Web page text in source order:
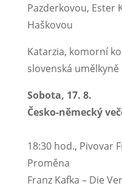
Pazderkovou, Ester
Haškovou
Katarzia, komorní
slovenská
Sobota, 17. 8.
Česko-německý
18:30 hod., Pivovar
Proměna
Franz Kafka – Die